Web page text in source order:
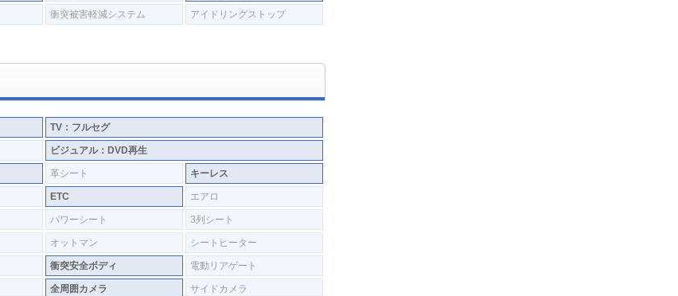
衝突被害軽減システム アイドリングストップ
TV：フルセグ
ビジュアル：DVD再生
革シート キーレス
ETC エアロ
パワーシート 3列シート
オットマン シートヒーター
衝突安全ボディ 電動リアゲート
全周囲カメラ サイドカメラ